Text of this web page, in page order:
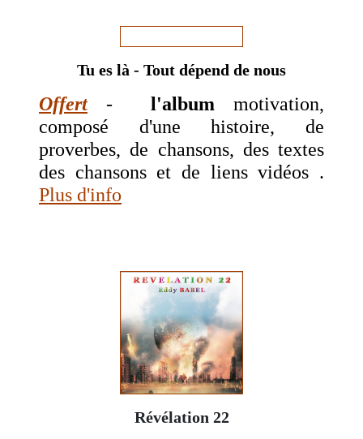
Tu es là - Tout dépend de nous
Offert- l'album motivation,
composé d'une histoire, de
proverbes, de chansons, des textes
des chansons et de liens vidéos .
Plus d'info
Révélation 22